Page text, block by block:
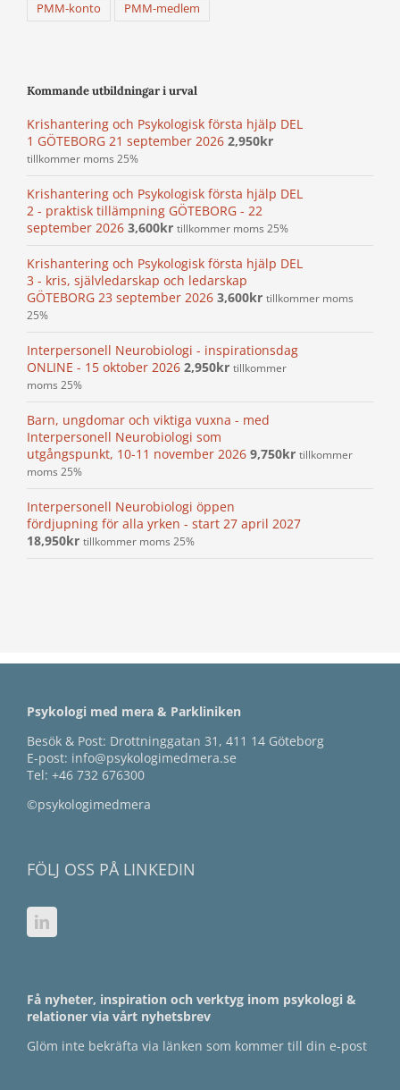
PMM-konto PMM-medlem
Kommande utbildningar i urval
Krishantering och Psykologisk första hjälp DEL
1 GÖTEBORG 21 september 2026 2,950kr
tillkommer moms 25%
Krishantering och Psykologisk första hjälp DEL
2 - praktisk tillämpning GÖTEBORG - 22
september 2026 3,600kr tillkommer moms 25%
Krishantering och Psykologisk första hjälp DEL
3 - kris, självledarskap och ledarskap
GÖTEBORG 23 september 2026 3,600kr tillkommer moms
25%
Interpersonell Neurobiologi - inspirationsdag
ONLINE - 15 oktober 2026 2,950kr tillkommer
moms 25%
Barn, ungdomar och viktiga vuxna - med
Interpersonell Neurobiologi som
utgångspunkt, 10-11 november 2026 9,750kr tillkommer
moms 25%
Interpersonell Neurobiologi öppen
fördjupning för alla yrken - start 27 april 2027
18,950kr tillkommer moms 25%
Psykologi med mera & Parkliniken
Besök & Post: Drottninggatan 31, 411 14 Göteborg
E-post: info@psykologimedmera.se
Tel: +46 732 676300
©psykologimedmera
FÖLJ OSS PÅ LINKEDIN
Få nyheter, inspiration och verktyg inom psykologi &
relationer via vårt nyhetsbrev
Glöm inte bekräfta via länken som kommer till din e-post